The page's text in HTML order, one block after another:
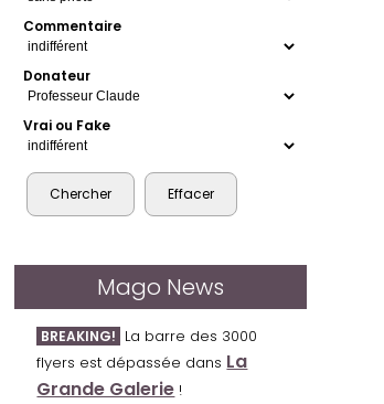
Commentaire
Donateur
Vrai ou Fake
Mago News
BREAKING! La barre des 3000
flyers est dépassée dans La
Grande Galerie !